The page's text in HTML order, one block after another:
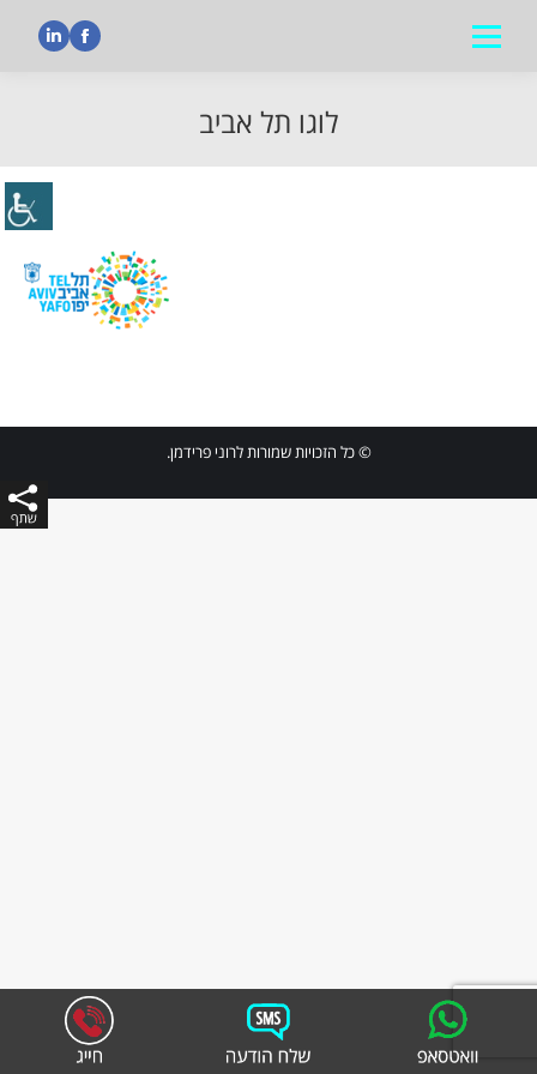
לוגו תל אביב
© כל הזכויות שמורות לרוני פרידמן.